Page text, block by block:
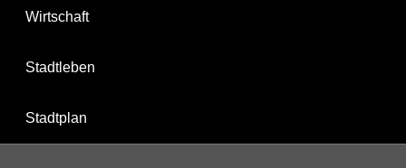
Wirtschaft
Stadtleben
Stadtplan